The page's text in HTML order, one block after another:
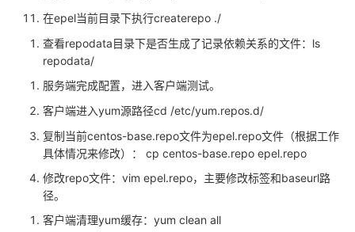
在epel当前目录下执行createrepo ./
查看repodata目录下是否生成了记录依赖关系的文件：ls
repodata/
服务端完成配置，进入客户端测试。
客户端进入yum源路径cd /etc/yum.repos.d/
复制当前centos-base.repo文件为epel.repo文件（根据工作
具体情况来修改）： cp centos-base.repo epel.repo
修改repo文件：vim epel.repo，主要修改标签和baseurl路
径。
客户端清理yum缓存：yum clean all